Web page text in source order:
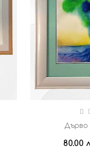
Дърво
80.00